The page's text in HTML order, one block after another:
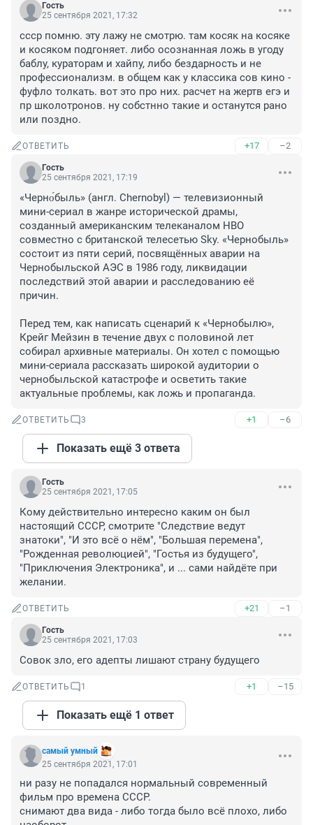
Гость
25 сентября 2021, 17:32
ссср помню. эту лажу не смотрю. там косяк на косяке
и косяком подгоняет. либо осознанная ложь в угоду
баблу, кураторам и хайпу, либо бездарность и не
профессионализм. в общем как у классика сов кино -
фуфло толкать. вот это про них. расчет на жертв егэ и
пр школотронов. ну собстнно такие и останутся рано
или поздно.
ОТВЕТИТЬ +17 –2
Гость
25 сентября 2021, 17:19
«Черно́быль» (англ. Chernobyl) — телевизионный
мини-сериал в жанре исторической драмы,
созданный американским телеканалом HBO
совместно с британской телесетью Sky. «Чернобыль»
состоит из пяти серий, посвящённых аварии на
Чернобыльской АЭС в 1986 году, ликвидации
последствий этой аварии и расследованию её
причин.
Перед тем, как написать сценарий к «Чернобылю»,
Крейг Мейзин в течение двух с половиной лет
собирал архивные материалы. Он хотел с помощью
мини-сериала рассказать широкой аудитории о
чернобыльской катастрофе и осветить такие
актуальные проблемы, как ложь и пропаганда.
ОТВЕТИТЬ 3 +1 –6
Показать ещё 3 ответа
Гость
25 сентября 2021, 17:05
Кому действительно интересно каким он был
настоящий СССР, смотрите "Следствие ведут
знатоки", "И это всё о нём", "Большая перемена",
"Рожденная революцией", "Гостья из будущего",
"Приключения Электроника", и ... сами найдёте при
желании.
ОТВЕТИТЬ +21 –1
Гость
25 сентября 2021, 17:03
Совок зло, его адепты лишают страну будущего
ОТВЕТИТЬ 1 +1 –15
Показать ещё 1 ответ
самый умный
25 сентября 2021, 17:01
ни разу не попадался нормальный современный
фильм про времена СССР.
снимают два вида - либо тогда было всё плохо, либо